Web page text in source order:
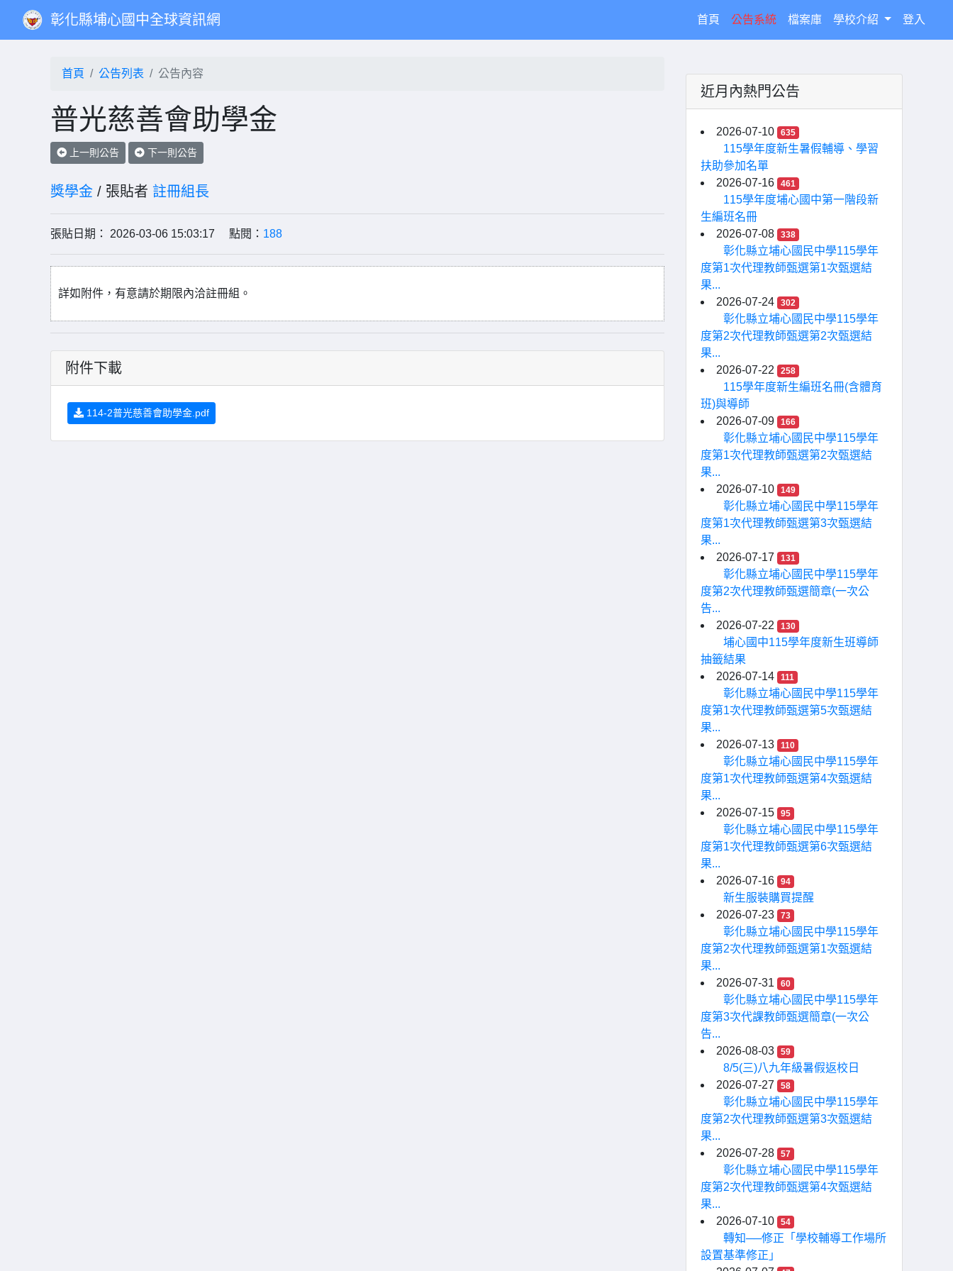
彰化縣埔心國中全球資訊網 首頁 (current)
公告系統 檔案庫 學校介紹 登入
首頁 公告列表 公告內容
普光慈善會助學金
上一則公告 下一則公告
獎學金 / 張貼者 註冊組長
張貼日期： 2026-03-06 15:03:17 點閱： 188
詳如附件，有意請於期限內洽註冊組。
附件下載
114-2普光慈善會助學金.pdf
近月內熱門公告
2026-07-10 635
115學年度新生暑假輔導、學習
扶助參加名單
2026-07-16
461
115學年度埔心國中第一階段新
生編班名冊
2026-07-08
338
彰化縣立埔心國民中學115學年
度第1次代理教師甄選第1次甄選結
果...
2026-07-24
302
彰化縣立埔心國民中學115學年
度第2次代理教師甄選第2次甄選結
果...
2026-07-22
258
115學年度新生編班名冊(含體育
班)與導師
2026-07-09
166
彰化縣立埔心國民中學115學年
度第1次代理教師甄選第2次甄選結
果...
2026-07-10
149
彰化縣立埔心國民中學115學年
度第1次代理教師甄選第3次甄選結
果...
2026-07-17
131
彰化縣立埔心國民中學115學年
度第2次代理教師甄選簡章(一次公
告...
2026-07-22
130
埔心國中115學年度新生班導師
抽籤結果
2026-07-14
111
彰化縣立埔心國民中學115學年
度第1次代理教師甄選第5次甄選結
果...
2026-07-13
110
彰化縣立埔心國民中學115學年
度第1次代理教師甄選第4次甄選結
果...
2026-07-15
95
彰化縣立埔心國民中學115學年
度第1次代理教師甄選第6次甄選結
果...
2026-07-16
94
新生服裝購買提醒
2026-07-23
73
彰化縣立埔心國民中學115學年
度第2次代理教師甄選第1次甄選結
果...
2026-07-31
60
彰化縣立埔心國民中學115學年
度第3次代課教師甄選簡章(一次公
告...
2026-08-03
59
8/5(三)八九年級暑假返校日
2026-07-27
58
彰化縣立埔心國民中學115學年
度第2次代理教師甄選第3次甄選結
果...
2026-07-28
57
彰化縣立埔心國民中學115學年
度第2次代理教師甄選第4次甄選結
果...
2026-07-10
54
轉知──修正「學校輔導工作場所
設置基準修正」